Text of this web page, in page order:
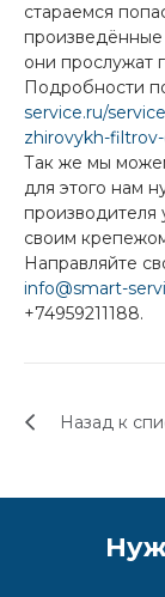
стараемся
они прослужат
Подробности
service.ru/
zhirovykh-
Так же мы
для этого нам
производителя
своим
Направляйте
info@smart-
+74959211188.
Назад к